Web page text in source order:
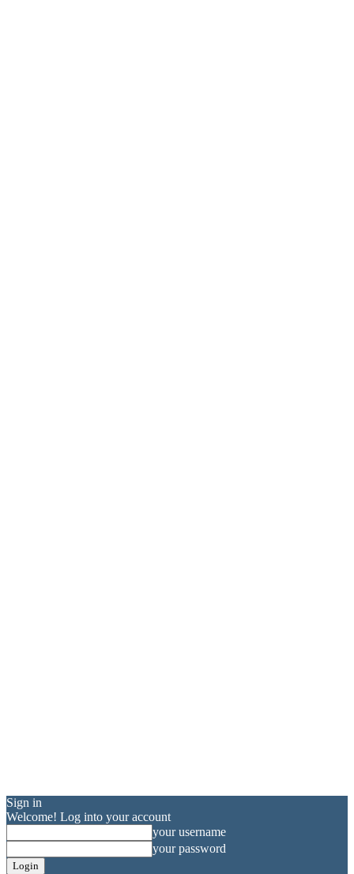
Sign in
Welcome! Log into your account
your username
your password